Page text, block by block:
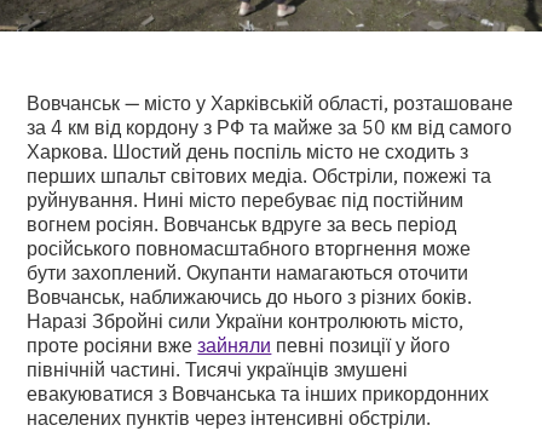
Вовчанськ — місто у Харківській області, розташоване
за 4 км від кордону з РФ та майже за 50 км від самого
Харкова. Шостий день поспіль місто не сходить з
перших шпальт світових медіа. Обстріли, пожежі та
руйнування. Нині місто перебуває під постійним
вогнем росіян. Вовчанськ вдруге за весь період
російського повномасштабного вторгнення може
бути захоплений. Окупанти намагаються оточити
Вовчанськ, наближаючись до нього з різних боків.
Наразі Збройні сили України контролюють місто,
проте росіяни вжезайняли певні позиції у його
північній частині. Тисячі українців змушені
евакуюватися з Вовчанська та інших прикордонних
населених пунктів через інтенсивні обстріли.